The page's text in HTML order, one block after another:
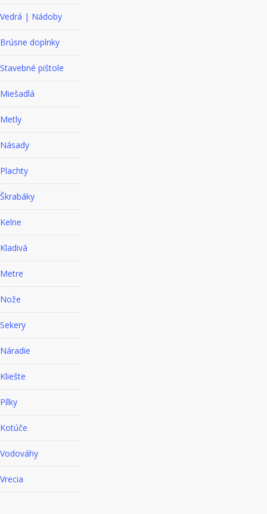
Vedrá | Nádoby
Brúsne doplnky
Stavebné pištole
Miešadlá
Metly
Násady
Plachty
Škrabáky
Kelne
Kladivá
Metre
Nože
Sekery
Náradie
Kliešte
Pílky
Kotúče
Vodováhy
Vrecia